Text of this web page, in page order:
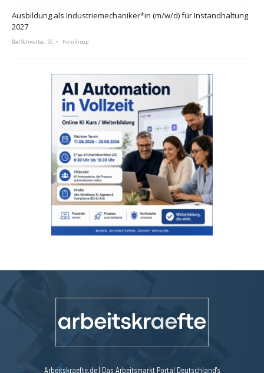
Ausbildung als Industriemechaniker*in (m/w/d) für Instandhaltung
2027
Bad Schwartau, DE Hero Group
Arbeitskraefte.de | Das Arbeitsmarkt Portal Deutschland's